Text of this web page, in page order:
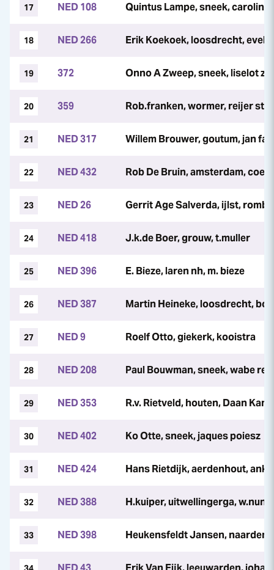
17 NED 108 Quintus Lampe, sneek, caroline
18 NED 266 Erik Koekoek, loosdrecht,
19 372 Onno A Zweep, sneek, liselot
20 359 Rob.franken, wormer, reijer
21 NED 317 Willem Brouwer, goutum, jan
22 NED 432 Rob De Bruin, amsterdam,
23 NED 26 Gerrit Age Salverda, ijlst,
24 NED 418 J.k.de Boer, grouw, t.muller
25 NED 396 E. Bieze, laren nh, m. bieze
26 NED 387 Martin Heineke, loosdrecht,
27 NED 9 Roelf Otto, giekerk, kooistra
28 NED 208 Paul Bouwman, sneek, wabe
29 NED 353 R.v. Rietveld, houten, Daan
30 NED 402 Ko Otte, sneek, jaques poiesz
31 NED 424 Hans Rietdijk, aerdenhout,
32 NED 388 H.kuiper, uitwellingerga,
33 NED 398 Heukensfeldt Jansen,